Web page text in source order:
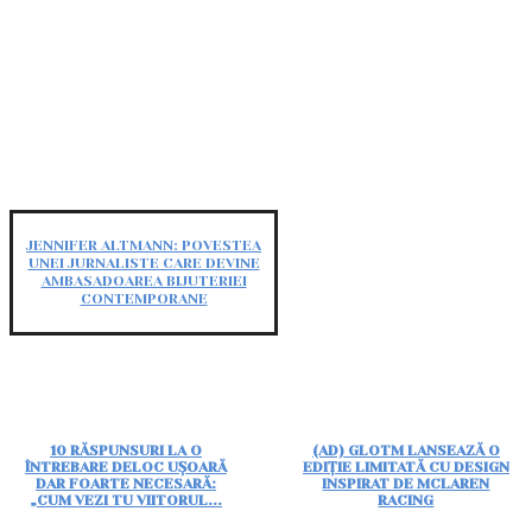
JENNIFER ALTMANN: POVESTEA
UNEI JURNALISTE CARE DEVINE
AMBASADOAREA BIJUTERIEI
CONTEMPORANE
10 RĂSPUNSURI LA O
ÎNTREBARE DELOC UȘOARĂ
DAR FOARTE NECESARĂ:
„CUM VEZI TU VIITORUL...
(AD) GLOTM LANSEAZĂ O
EDIȚIE LIMITATĂ CU DESIGN
INSPIRAT DE MCLAREN
RACING